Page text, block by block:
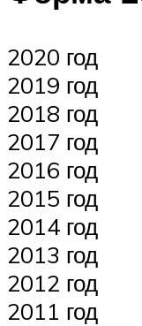
2020 год
2019 год
2018 год
2017 год
2016 год
2015 год
2014 год
2013 год
2012 год
2011 год